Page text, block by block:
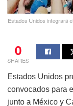
Estados Unidos integrará
0
SHARES
Estados Unidos
convocados para
junto a México y